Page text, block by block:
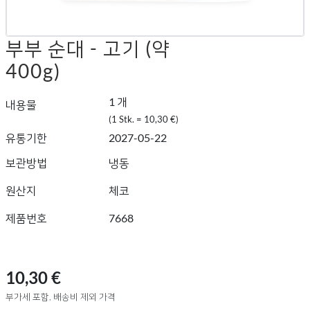
부부 순대 - 고기 (약
400g)
내용물 1 개
(1 Stk. = 10,30 €)
유통기한
2027-05-22
보관방법
냉동
원산지 체코
제품번호 7668
10,30 €
부가세 포함, 배송비 제외 가격